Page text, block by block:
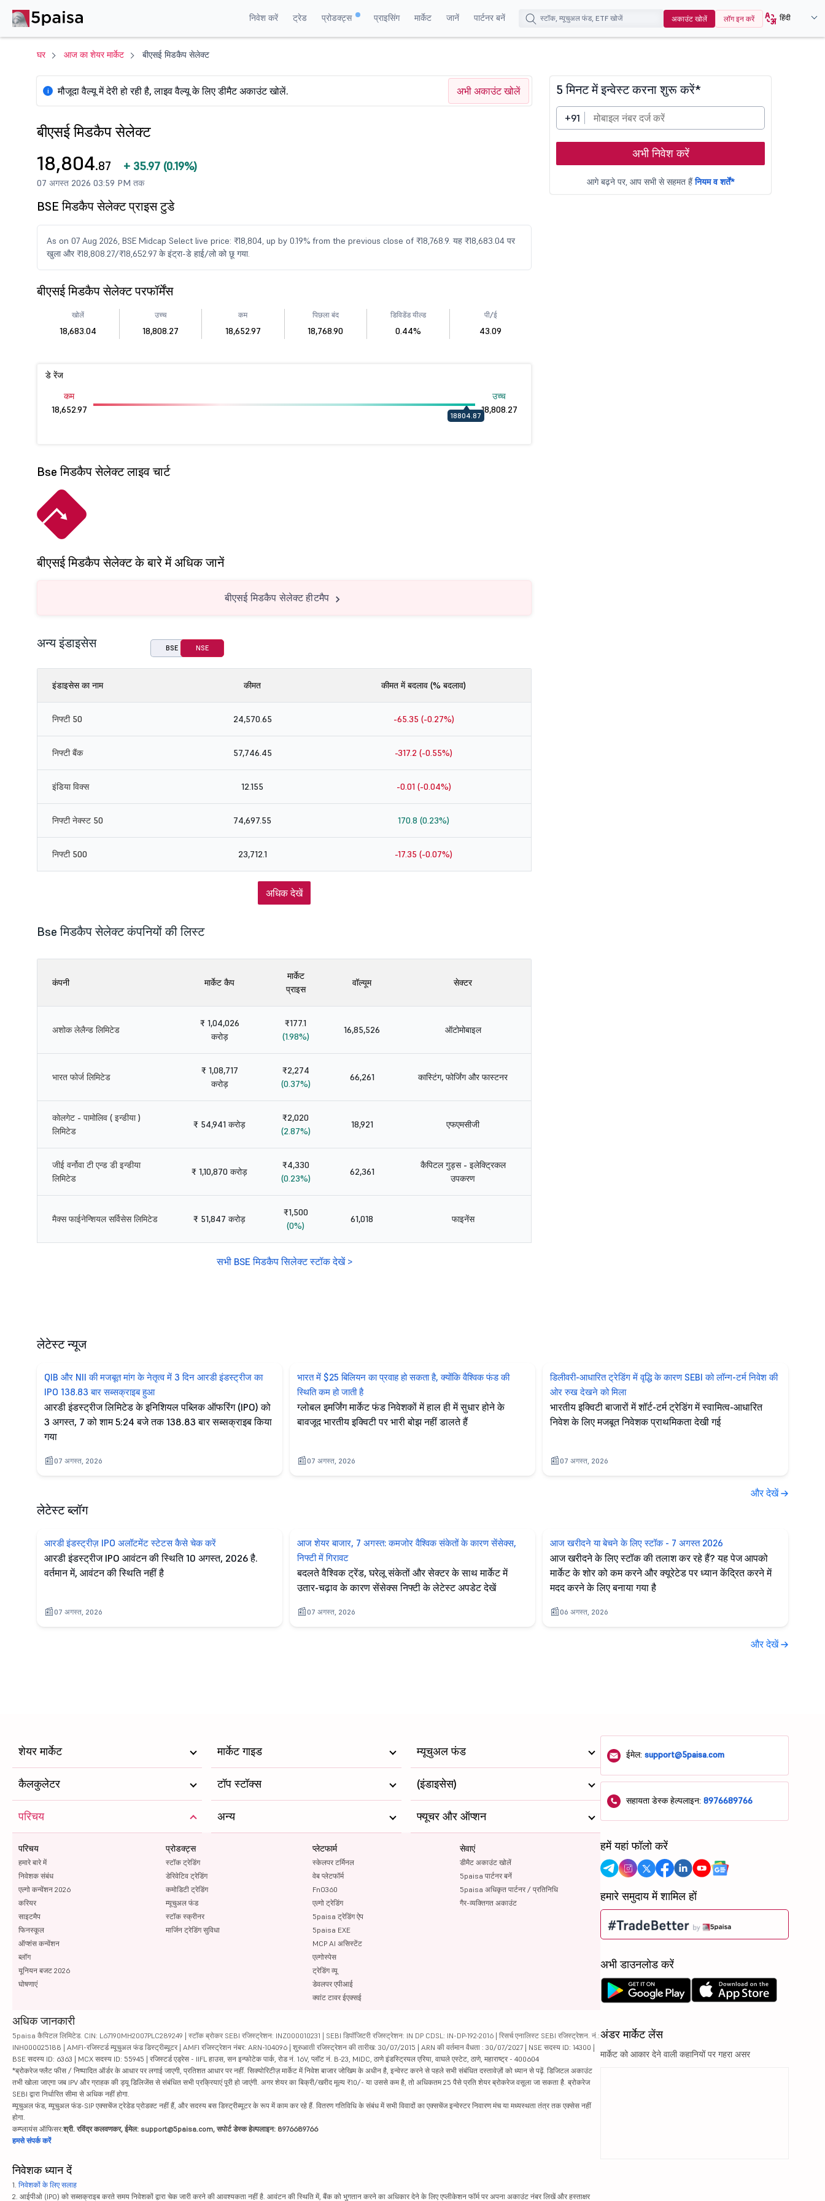
निवेश करें ट्रेड प्रोडक्ट्स प्राइसिंग मार्केट जानें पार्टनर बनें अकाउंट खोलें लॉग इन करें हिंदी
घर आज का शेयर मार्केट बीएसई मिडकैप सेलेक्ट
i मौजूदा वैल्यू में देरी हो रही है, लाइव वैल्यू के लिए डीमैट अकाउंट खोलें. अभी अकाउंट खोलें
बीएसई मिडकैप सेलेक्ट
18,804.87 + 35.97 (0.19%)
07 अगस्त 2026 03:59 PM तक
BSE मिडकैप सेलेक्ट प्राइस टुडे
As on 07 Aug 2026, BSE Midcap Select live price: ₹18,804, up by 0.19% from the previous close of ₹18,768.9. यह ₹18,683.04 पर
खुला और ₹18,808.27/₹18,652.97 के इंट्रा-डे हाई/लो को छू गया.
बीएसई मिडकैप सेलेक्ट परफॉर्मेंस
खोलें
18,683.04
उच्च
18,808.27
कम
18,652.97
पिछला बंद
18,768.90
डिविडेंड यील्ड
0.44%
पी/ई
43.09
डे रेंज
कम
18,652.97
18804.87
उच्च
18,808.27
Bse मिडकैप सेलेक्ट लाइव चार्ट
बीएसई मिडकैप सेलेक्ट के बारे में अधिक जानें
बीएसई मिडकैप सेलेक्ट हीटमैप
अन्य इंडाइसेस BSE NSE
इंडाइसेस का नाम कीमत कीमत में बदलाव (% बदलाव)
निफ्टी 50 24,570.65 -65.35 (-0.27%)
निफ्टी बैंक 57,746.45 -317.2 (-0.55%)
इंडिया विक्स 12.155 -0.01 (-0.04%)
निफ्टी नेक्स्ट 50 74,697.55 170.8 (0.23%)
निफ्टी 500 23,712.1 -17.35 (-0.07%)
अधिक देखें
Bse मिडकैप सेलेक्ट कंपनियों की लिस्ट
कंपनी मार्केट कैप
मार्केट
प्राइस
वॉल्यूम सेक्टर
अशोक लेलैन्ड लिमिटेड
₹ 1,04,026
करोड़
₹177.1
(1.98%)
16,85,526 ऑटोमोबाइल
भारत फोर्ज लिमिटेड
₹ 1,08,717
करोड़
₹2,274
(0.37%)
66,261 कास्टिंग, फोर्जिंग और फास्टनर
कोलगेट - पामोलिव ( इन्डीया )
लिमिटेड
₹ 54,941 करोड़
₹2,020
(2.87%)
18,921 एफएमसीजी
जीई वर्नोवा टी एन्ड डी इन्डीया
लिमिटेड
₹ 1,10,870 करोड़
₹4,330
(0.23%)
62,361
कैपिटल गुड्स - इलेक्ट्रिकल
उपकरण
मैक्स फाईनेन्शियल सर्विसेस लिमिटेड ₹ 51,847 करोड़
₹1,500
(0%)
61,018 फाइनेंस
सभी BSE मिडकैप सिलेक्ट स्टॉक देखें >
5 मिनट में इन्वेस्ट करना शुरू करें*
+91
अभी निवेश करें
आगे बढ़ने पर, आप सभी से सहमत हैंनियम व शर्तें*
लेटेस्ट न्यूज
QIB और NII की मजबूत मांग के नेतृत्व में 3 दिन आरडी इंडस्ट्रीज का
IPO 138.83 बार सब्सक्राइब हुआ
आरडी इंडस्ट्रीज लिमिटेड के इनिशियल पब्लिक ऑफरिंग (IPO) को
3 अगस्त, 7 को शाम 5:24 बजे तक 138.83 बार सब्सक्राइब किया
गया
07 अगस्त, 2026
भारत में $25 बिलियन का प्रवाह हो सकता है, क्योंकि वैश्विक फंड की
स्थिति कम हो जाती है
ग्लोबल इमर्जिंग मार्केट फंड निवेशकों में हाल ही में सुधार होने के
बावजूद भारतीय इक्विटी पर भारी बोझ नहीं डालते हैं
07 अगस्त, 2026
डिलीवरी-आधारित ट्रेडिंग में वृद्धि के कारण SEBI को लॉन्ग-टर्म निवेश की
ओर रुख देखने को मिला
भारतीय इक्विटी बाजारों में शॉर्ट-टर्म ट्रेडिंग में स्वामित्व-आधारित
निवेश के लिए मजबूत निवेशक प्राथमिकता देखी गई
07 अगस्त, 2026
और देखें
लेटेस्ट ब्लॉग
आरडी इंडस्ट्रीज़ IPO अलॉटमेंट स्टेटस कैसे चेक करें
आरडी इंडस्ट्रीज IPO आवंटन की स्थिति 10 अगस्त, 2026 है.
वर्तमान में, आवंटन की स्थिति नहीं है
07 अगस्त, 2026
आज शेयर बाजार, 7 अगस्त: कमजोर वैश्विक संकेतों के कारण सेंसेक्स,
निफ्टी में गिरावट
बदलते वैश्विक ट्रेंड, घरेलू संकेतों और सेक्टर के साथ मार्केट में
उतार-चढ़ाव के कारण सेंसेक्स निफ्टी के लेटेस्ट अपडेट देखें
07 अगस्त, 2026
आज खरीदने या बेचने के लिए स्टॉक - 7 अगस्त 2026
आज खरीदने के लिए स्टॉक की तलाश कर रहे हैं? यह पेज आपको
मार्केट के शोर को कम करने और क्यूरेटेड पर ध्यान केंद्रित करने में
मदद करने के लिए बनाया गया है
06 अगस्त, 2026
और देखें
शेयर मार्केट मार्केट गाइड म्यूचुअल फंड
कैलकुलेटर टॉप स्टॉक्स (इंडाइसेस)
परिचय
परिचय
हमारे बारे में
निवेशक संबंध
एल्गो कन्वेंशन 2026
करियर
साइटमैप
फिनस्कूल
ऑप्शंस कन्वेंशन
ब्लॉग
यूनियन बजट 2026
घोषणाएं
प्रोडक्ट्स
स्टॉक ट्रेडिंग
डेरिवेटिव ट्रेडिंग
कमोडिटी ट्रेडिंग
म्यूचुअल फंड
स्टॉक स्क्रीनर
मार्जिन ट्रेडिंग सुविधा
प्लेटफार्म
स्केलपर टर्मिनल
वेब प्लेटफॉर्म
FnO360
एल्गो ट्रेडिंग
5paisa ट्रेडिंग ऐप
5paisa EXE
MCP AI असिस्टेंट
एल्गोस्पेस
ट्रेडिंग व्यू
डेवलपर एपीआई
क्वांट टावर ईएक्सई
सेवाएं
डीमैट अकाउंट खोलें
5paisa पार्टनर बनें
5paisa अधिकृत पार्टनर / प्रतिनिधि
गैर-व्यक्तिगत अकाउंट
अन्य फ्यूचर और ऑप्शन
अधिक जानकारी
5paisa कैपिटल लिमिटेड. CIN: L67190MH2007PLC289249 | स्टॉक ब्रोकर SEBI रजिस्ट्रेशन: INZ000010231 | SEBI डिपॉजिटरी रजिस्ट्रेशन: IN DP CDSL: IN-DP-192-2016 | रिसर्च एनालिस्ट SEBI रजिस्ट्रेशन. नं.:
INH000025188 | AMFI-रजिस्टर्ड म्यूचुअल फंड डिस्ट्रीब्यूटर | AMFI रजिस्ट्रेशन नंबर: ARN-104096 | शुरुआती रजिस्ट्रेशन की तारीख: 30/07/2015 | ARN की वर्तमान वैधता : 30/07/2027 | NSE सदस्य ID: 14300 |
BSE सदस्य ID: 6363 | MCX सदस्य ID: 55945 | रजिस्टर्ड एड्रेस - IIFL हाउस, सन इन्फोटेक पार्क, रोड नं. 16V, प्लॉट नं. B-23, MIDC, ठाणे इंडस्ट्रियल एरिया, वाघले एस्टेट, ठाणे, महाराष्ट्र - 400604
*ब्रोकरेज फ्लैट फीस / निष्पादित ऑर्डर के आधार पर लगाई जाएगी, प्रतिशत आधार पर नहीं. सिक्योरिटीज़ मार्केट में निवेश बाजार जोखिम के अधीन है, इन्वेस्ट करने से पहले सभी संबंधित दस्तावेज़ों को ध्यान से पढ़ें. डिजिटल अकाउंट
तभी खोला जाएगा जब IPV और ग्राहक की ड्यू डिलिजेंस से संबंधित सभी प्रक्रियाएं पूरी हो जाएंगी. अगर शेयर का बिक्री/खरीद मूल्य ₹10/- या उससे कम है, तो अधिकतम 25 पैसे प्रति शेयर ब्रोकरेज वसूला जा सकता है. ब्रोकरेज
SEBI द्वारा निर्धारित सीमा से अधिक नहीं होगा.
म्यूचुअल फंड, म्यूचुअल फंड-SIP एक्सचेंज ट्रेडेड प्रोडक्ट नहीं हैं, और सदस्य बस डिस्ट्रीब्यूटर के रूप में काम कर रहे हैं. वितरण गतिविधि के संबंध में सभी विवादों का एक्सचेंज इन्वेस्टर निवारण मंच या मध्यस्थता तंत्र तक एक्सेस नहीं
होगा.
कम्प्लायंस ऑफिसर:श्री. रविंद्र कलवणकर, ईमेल: support@5paisa.com, सपोर्ट डेस्क हेल्पलाइन: 8976689766
हमसे संपर्क करें
निवेशक ध्यान दें
1. निवेशकों के लिए सलाह
2. आईपीओ (IPO) को सब्सक्राइब करते समय निवेशकों द्वारा चेक जारी करने की आवश्यकता नहीं है. आवंटन की स्थिति में, बैंक को भुगतान करने का अधिकार देने के लिए एप्लीकेशन फॉर्म पर अपना अकाउंट नंबर लिखें और हस्ताक्षर
ईमेल:support@5paisa.com
सहायता डेस्क हेल्पलाइन:8976689766
हमें यहां फॉलो करें
हमारे समुदाय में शामिल हों
अभी डाउनलोड करें
अंडर मार्केट लेंस
मार्केट को आकार देने वाली कहानियों पर गहरा असर